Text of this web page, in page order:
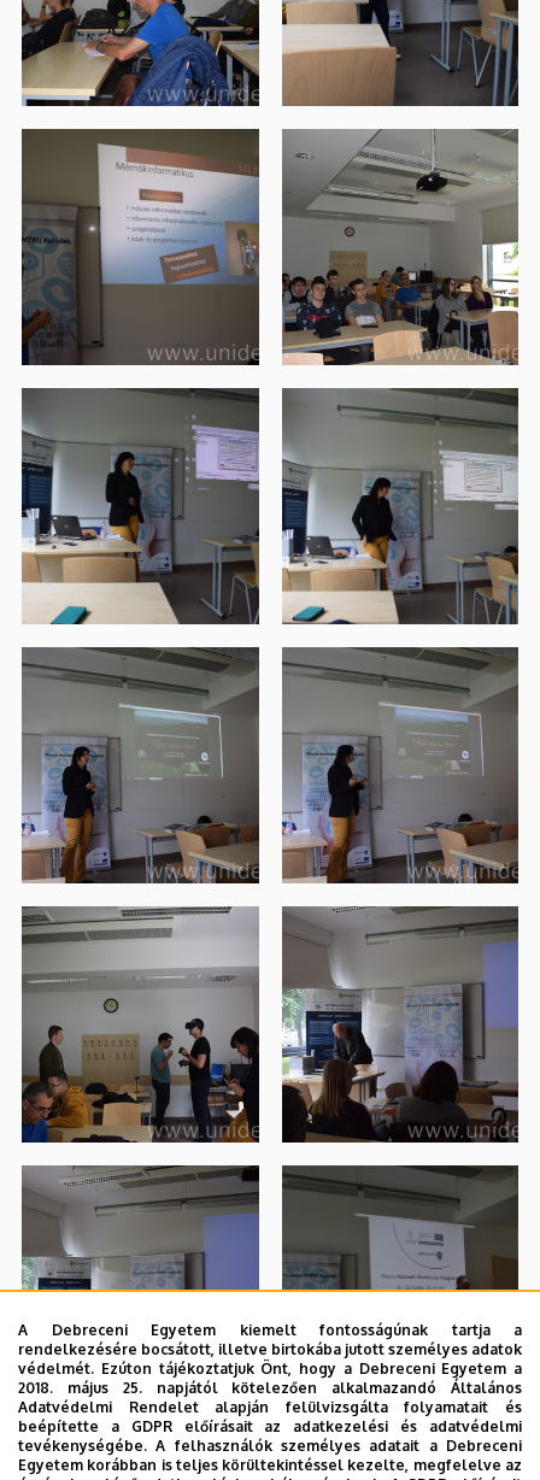
A Debreceni Egyetem kiemelt fontosságúnak tartja a
rendelkezésére bocsátott, illetve birtokába jutott személyes adatok
védelmét. Ezúton tájékoztatjuk Önt, hogy a Debreceni Egyetem a
2018. május 25. napjától kötelezően alkalmazandó Általános
Adatvédelmi Rendelet alapján felülvizsgálta folyamatait és
beépítette a GDPR előírásait az adatkezelési és adatvédelmi
tevékenységébe. A felhasználók személyes adatait a Debreceni
Egyetem korábban is teljes körültekintéssel kezelte, megfelelve az